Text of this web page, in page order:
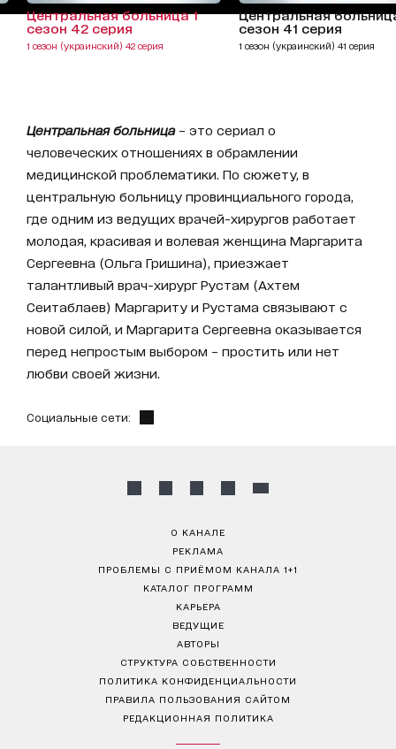
Центральная больница 1
сезон 42 серия
1 сезон (украинский) 42 серия
Центральная
сезон 41 серия
1 сезон (украинский) 41 серия
Центральная больница– это сериал о
человеческих отношениях в обрамлении
медицинской проблематики. По сюжету, в
центральную больницу провинциального города,
где одним из ведущих врачей-хирургов работает
молодая, красивая и волевая женщина Маргарита
Сергеевна (Ольга Гришина), приезжает
талантливый врач-хирург Рустам (Ахтем
Сеитаблаев) Маргариту и Рустама связывают с
новой силой, и Маргарита Сергеевна оказывается
перед непростым выбором – простить или нет
любви своей жизни.
Социальные сети:
О КАНАЛЕ
РЕКЛАМА
ПРОБЛЕМЫ С ПРИЁМОМ КАНАЛА 1+1
КАТАЛОГ ПРОГРАММ
КАРЬЕРА
ВЕДУЩИЕ
АВТОРЫ
СТРУКТУРА СОБСТВЕННОСТИ
ПОЛИТИКА КОНФИДЕНЦИАЛЬНОСТИ
ПРАВИЛА ПОЛЬЗОВАНИЯ САЙТОМ
РЕДАКЦИОННАЯ ПОЛИТИКА